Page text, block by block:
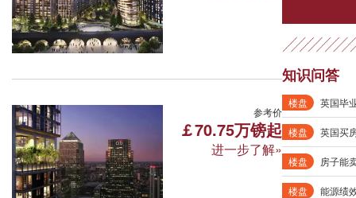
交通便利
伦敦·南湾广场 South
189 Marsh Wall London E14 9SH
所属区域:伦敦 面积区间:55-118㎡
周边学校: 格林威治大学 伦敦玛丽女王大学
参考价
￡70.75万镑起
进一步了解»
知识问答
楼盘 英国毕
楼盘
楼盘 房子能
楼盘 能源绩